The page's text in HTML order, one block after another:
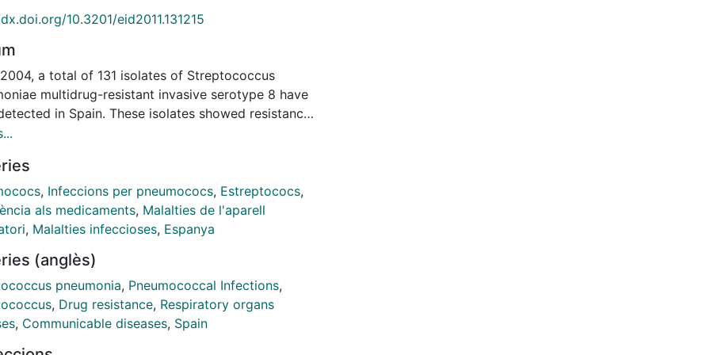
10.3201/eid2011.131215
a total of 131 isolates of Streptococcus
multidrug-resistant invasive serotype 8 have
in Spain. These isolates showed resistance
clindamycin, tetracycline, and
and shared a common genotype (sequence type
penicillin-binding protein 1a [pbp1a], pbp2b, and
gene profiles; ermB and tetM genes; and a ParC-
Sixty-eight isolates that required a
Serotype 8-ST63 pbp2x sequences were
with those of antimicrobial drug-susceptible
8-ST53 isolates. Serotype 8-ST63 pbp2b
were identical with those of the multidrug-
, Infeccions per pneumococs, Estreptococs,
als medicaments, Malalties de l'aparell
, Malalties infeccioses, Espanya
(anglès)
pneumonia, Pneumococcal Infections,
, Drug resistance, Respiratory organs
, Communicable diseases, Spain